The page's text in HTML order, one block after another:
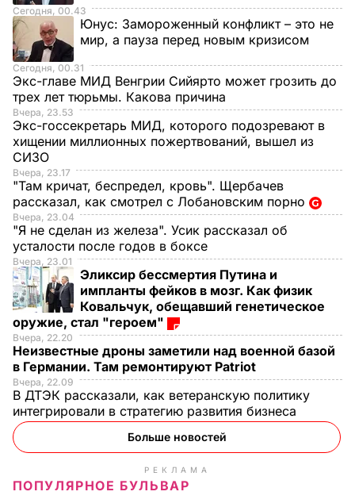
Сегодня, 00.43
Юнус: Замороженный конфликт – это не
мир, а пауза перед новым кризисом
Сегодня, 00.31
Экс-главе МИД Венгрии Сийярто может грозить до
трех лет тюрьмы. Какова причина
Вчера, 23.53
Экс-госсекретарь МИД, которого подозревают в
хищении миллионных пожертвований, вышел из
СИЗО
Вчера, 23.17
"Там кричат, беспредел, кровь". Щербачев
рассказал, как смотрел с Лобановским порно
Вчера, 23.04
"Я не сделан из железа". Усик рассказал об
усталости после годов в боксе
Вчера, 23.01
Эликсир бессмертия Путина и
импланты фейков в мозг. Как физик
Ковальчук, обещавший генетическое
оружие, стал "героем"
Вчера, 22.20
Неизвестные дроны заметили над военной базой
в Германии. Там ремонтируют Patriot
Вчера, 22.09
В ДТЭК рассказали, как ветеранскую политику
интегрировали в стратегию развития бизнеса
Больше новостей
РЕКЛАМА
ПОПУЛЯРНОЕ БУЛЬВАР